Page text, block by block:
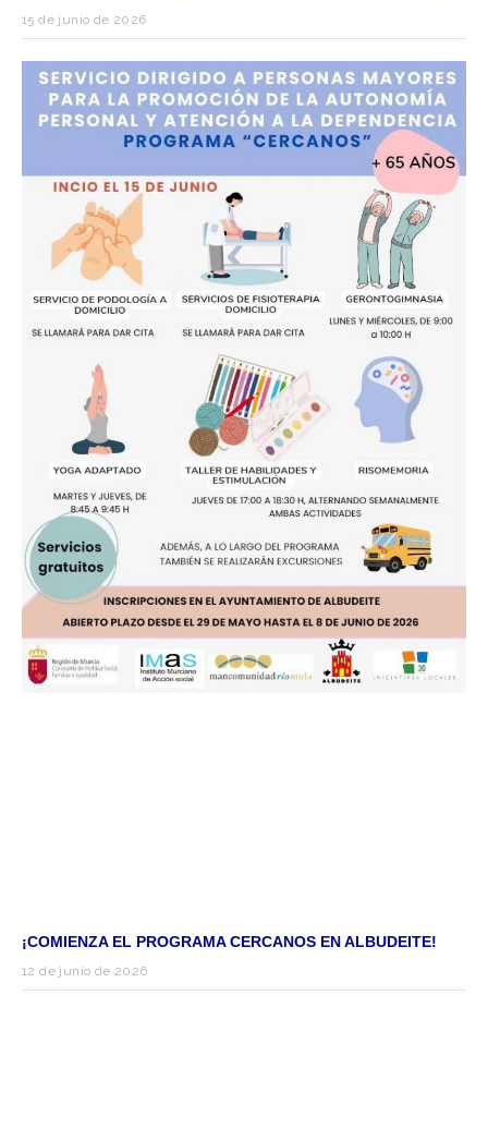
15 de junio de 2026
¡COMIENZA EL PROGRAMA CERCANOS EN ALBUDEITE!
12 de junio de 2026